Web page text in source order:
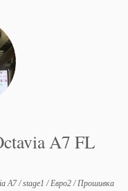
A7 FL
A7/stage1/ Евро2/ Прошивка